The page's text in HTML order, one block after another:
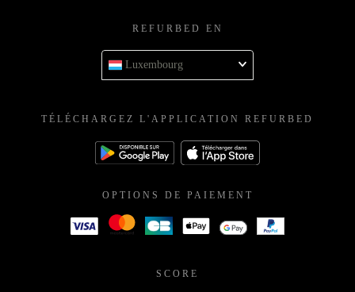
REFURBED EN
Luxembourg
TÉLÉCHARGEZ L'APPLICATION REFURBED
OPTIONS DE PAIEMENT
SCORE